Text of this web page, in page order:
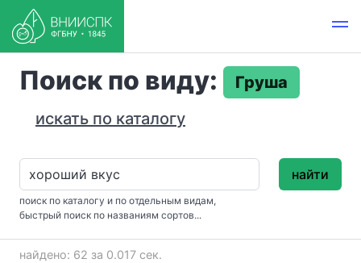
Поиск по виду:
Груша
искать по каталогу
поиск по каталогу и по отдельным видам,
быстрый поиск по названиям сортов...
найти
найдено: 62 за 0.017 сек.